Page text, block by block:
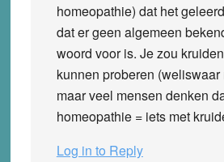
homeopathie) dat het
dat er geen algemeen
woord voor is. Je zou
kunnen proberen (weliswaar
maar veel mensen denken
homeopathie = iets met
Log in to Reply